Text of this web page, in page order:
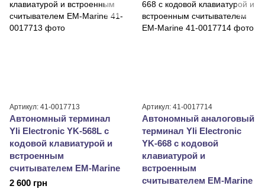
Артикул: 41-0017713
Автономный терминал
Yli Electronic YK-568L с
кодовой клавиатурой и
встроенным
считывателем EM-Marine
2 600 грн
Артикул: 41-0017714
Автономный аналоговый
терминал Yli Electronic
YK-668 с кодовой
клавиатурой и
встроенным
считывателем EM-Marine